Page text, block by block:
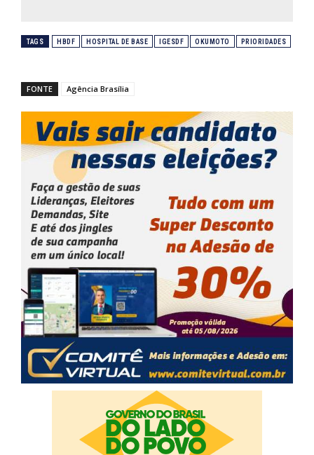
TAGS HBDF HOSPITAL DE BASE IGESDF OKUMOTO PRIORIDADES
FONTE Agência Brasília